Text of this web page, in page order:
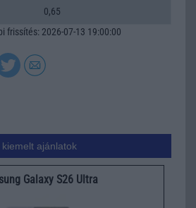
0,65
frissítés: 2026-07-13 19:00:00
ajánlatok
Galaxy S26 Ultra